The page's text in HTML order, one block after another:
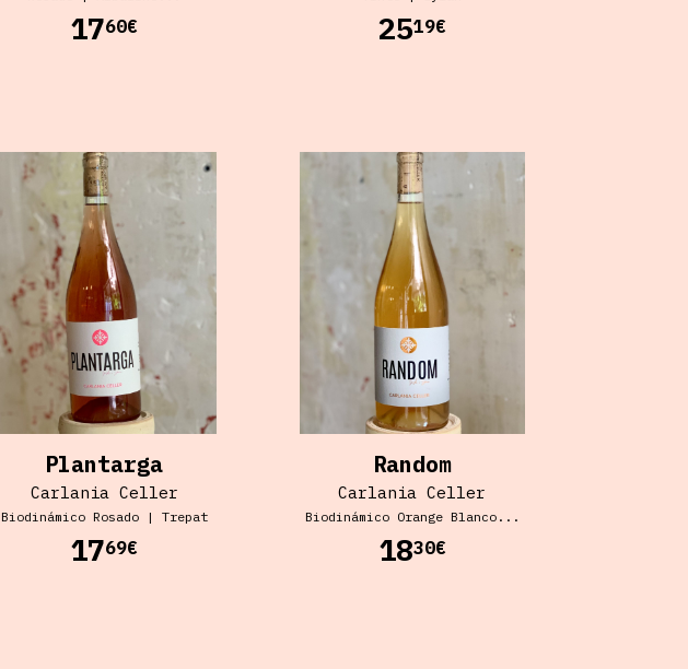
1760€ 2519€
Plantarga
Carlania Celler
Biodinámico Rosado| Trepat
1769€
Random
Carlania Celler
Biodinámico Orange Blanco...
1830€